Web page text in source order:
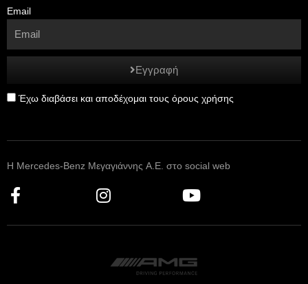
Email
Έχω διαβάσει και αποδέχομαι τους όρους χρήσης
Εγγραφή
Η Mercedes-Benz Μεγαγιάννης A.E. στο social web
F
a
c
I
s
a
Y
u
u
b